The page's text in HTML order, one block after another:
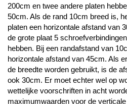
200cm en twee andere platen
50cm. Als de rand 10cm breed is,
platen een horizontale afstand van
de grote plaat 5
hebben. Bij een randafstand van
horizontale afstand van 45cm. Als
de breedte worden gebruikt, is de
ook 30cm. Er moet echter wel op
wettelijke voorschriften in acht
maximumwaarden voor de